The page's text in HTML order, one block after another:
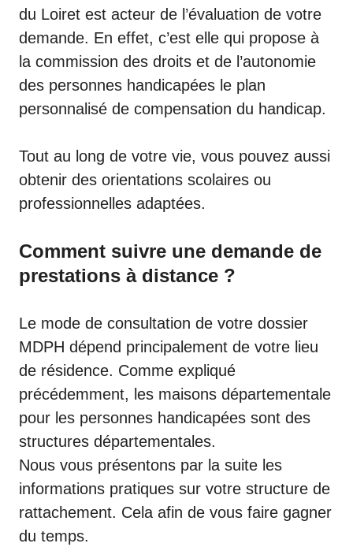
du Loiret est acteur de l’évaluation de votre
demande. En effet, c’est elle qui propose à
la commission des droits et de l’autonomie
des personnes handicapées le plan
personnalisé de compensation du handicap.
Tout au long de votre vie, vous pouvez aussi
obtenir des orientations scolaires ou
professionnelles adaptées.
Comment suivre une demande de
prestations à distance ?
Le mode de consultation de votre dossier
MDPH dépend principalement de votre lieu
de résidence. Comme expliqué
précédemment, les maisons départementale
pour les personnes handicapées sont des
structures départementales.
Nous vous présentons par la suite les
informations pratiques sur votre structure de
rattachement. Cela afin de vous faire gagner
du temps.